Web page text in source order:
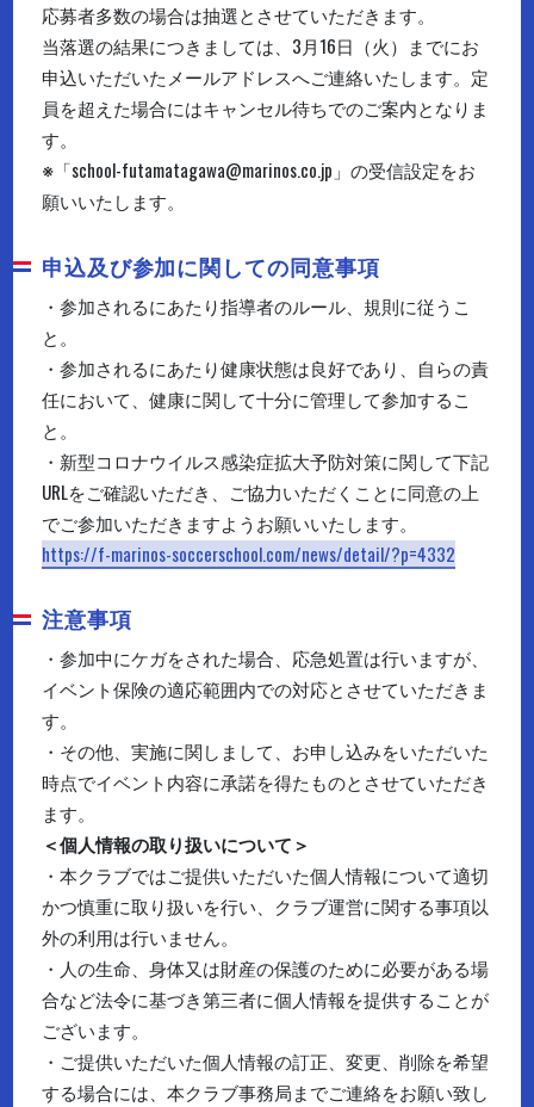
応募者多数の場合は抽選とさせていただきます。
当落選の結果につきましては、3月16日（火）までにお
申込いただいたメールアドレスへご連絡いたします。定
員を超えた場合にはキャンセル待ちでのご案内となりま
す。
※「school-futamatagawa@marinos.co.jp」の受信設定をお
願いいたします。
申込及び参加に関しての同意事項
・参加されるにあたり指導者のルール、規則に従うこ
と。
・参加されるにあたり健康状態は良好であり、自らの責
任において、健康に関して十分に管理して参加するこ
と。
・新型コロナウイルス感染症拡大予防対策に関して下記
URLをご確認いただき、ご協力いただくことに同意の上
でご参加いただきますようお願いいたします。
https://f-marinos-soccerschool.com/news/detail/?p=4332
注意事項
・参加中にケガをされた場合、応急処置は行いますが、
イベント保険の適応範囲内での対応とさせていただきま
す。
・その他、実施に関しまして、お申し込みをいただいた
時点でイベント内容に承諾を得たものとさせていただき
ます。
＜個人情報の取り扱いについて＞
・本クラブではご提供いただいた個人情報について適切
かつ慎重に取り扱いを行い、クラブ運営に関する事項以
外の利用は行いません。
・人の生命、身体又は財産の保護のために必要がある場
合など法令に基づき第三者に個人情報を提供することが
ございます。
・ご提供いただいた個人情報の訂正、変更、削除を希望
する場合には、本クラブ事務局までご連絡をお願い致し